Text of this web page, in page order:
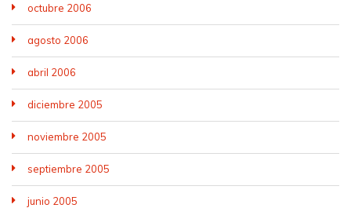
octubre 2006
agosto 2006
abril 2006
diciembre 2005
noviembre 2005
septiembre 2005
junio 2005